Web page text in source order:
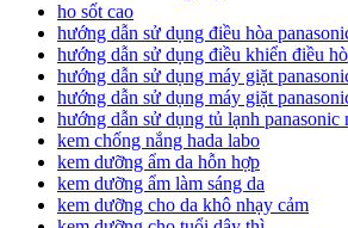
ho sốt cao
hướng dẫn sử dụng điều hòa
hướng dẫn sử dụng điều khiển điều
hướng dẫn sử dụng máy giặt
hướng dẫn sử dụng máy giặt
hướng dẫn sử dụng tủ lạnh panasonic
kem chống nắng hada labo
kem dưỡng ẩm da hỗn hợp
kem dưỡng ẩm làm sáng da
kem dưỡng cho da khô nhạy cảm